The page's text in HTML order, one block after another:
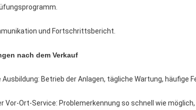
und Fortschrittsbericht.
nach dem Verkauf
Betrieb der Anlagen, tägliche Wartung, häufige
Vor-Ort-Service: Problemerkennung so schnell wie